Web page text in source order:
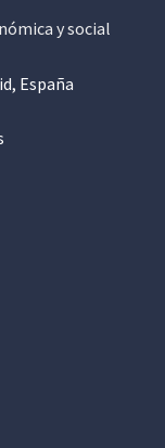
y social
España